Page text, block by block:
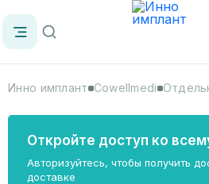
Инно имплант Cowellmedi
Откройте доступ ко
Авторизуйтесь, чтобы получить
доставке